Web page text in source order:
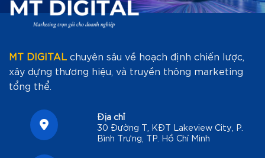
MT DIGITAL chuyên sâu về hoạch định chiến lược,
xây dựng thương hiệu, và truyền thông marketing
tổng thể.
Địa chỉ
30 Đường T, KĐT Lakeview City, P.
Bình Trưng, TP. Hồ Chí Minh